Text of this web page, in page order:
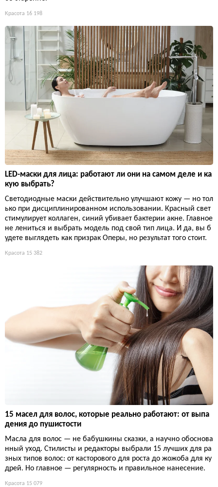
Красота 16 198
LED-маски для лица: работают ли они на самом деле и ка
кую выбрать?
Светодиодные маски действительно улучшают кожу — но тол
ько при дисциплинированном использовании. Красный свет
стимулирует коллаген, синий убивает бактерии акне. Главное
не лениться и выбрать модель под свой тип лица. И да, вы б
удете выглядеть как призрак Оперы, но результат того стоит.
Красота 15 382
15 масел для волос, которые реально работают: от выпа
дения до пушистости
Масла для волос — не бабушкины сказки, а научно обоснова
нный уход. Стилисты и редакторы выбрали 15 лучших для ра
зных типов волос: от касторового для роста до жожоба для ку
дрей. Но главное — регулярность и правильное нанесение.
Красота 15 079